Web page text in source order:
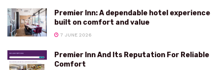
Premier Inn: A dependable hotel experience
built on comfort and value
7 JUNE 2026
Premier Inn And Its Reputation For Reliable
Comfort